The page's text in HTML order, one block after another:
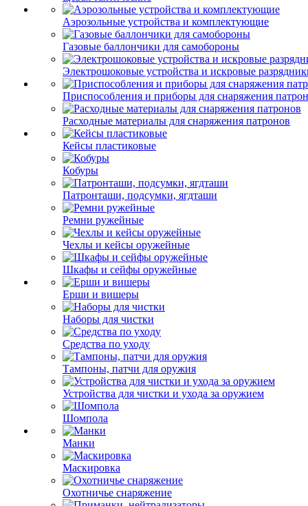
Аэрозольные устройства и комплектующие
Газовые баллончики для самобороны
Электрошоковые устройства и искровые
Приспособления и приборы для снаряжения
Расходные материалы для снаряжения патронов
Кейсы пластиковые
Кобуры
Патронташи, подсумки, ягдташи
Ремни ружейные
Чехлы и кейсы оружейные
Шкафы и сейфы оружейные
Ерши и вишеры
Наборы для чистки
Средства по уходу
Тампоны, патчи для оружия
Устройства для чистки и ухода за оружием
Шомпола
Манки
Маскировка
Охотничье снаряжение